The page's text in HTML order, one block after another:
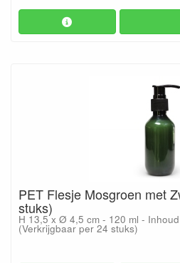
PET Flesje Mosgroen met
stuks)
H 13,5 x Ø 4,5 cm - 120 ml -
(Verkrijgbaar per 24 stuks)